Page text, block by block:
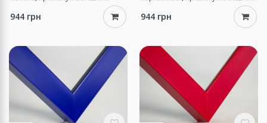
944 грн 944 грн